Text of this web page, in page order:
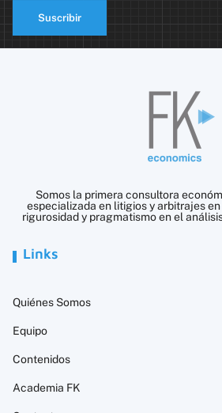
Suscribir
Somos la primera consultora
especializada en litigios y arbitrajes
rigurosidad y pragmatismo en el
Links
Quiénes Somos
Equipo
Contenidos
Academia FK